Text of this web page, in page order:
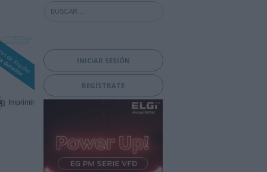
Imprimir
INICIAR SESIÓN
REGÍSTRATE